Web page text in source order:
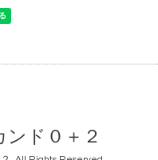
ンド０＋２